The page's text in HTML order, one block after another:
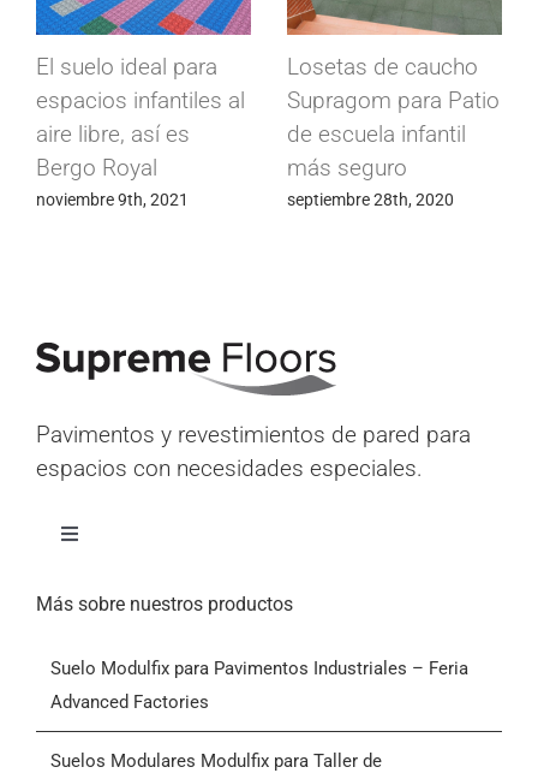
El suelo ideal para
espacios infantiles al
aire libre, así es
Bergo Royal
noviembre 9th, 2021
Losetas de caucho
Supragom para Patio
de escuela infantil
más seguro
septiembre 28th, 2020
Pavimentos y revestimientos de pared para
espacios con necesidades especiales.
Alternar
Inicio
Productos
Quiénes somos
Más sobre nuestros productos
Suelo Modulfix para Pavimentos Industriales – Feria
Advanced Factories
Suelos Modulares Modulfix para Taller de